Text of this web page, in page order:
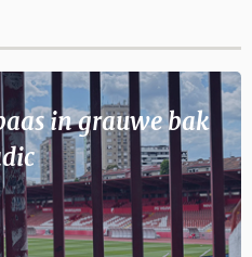
in grauwe bak